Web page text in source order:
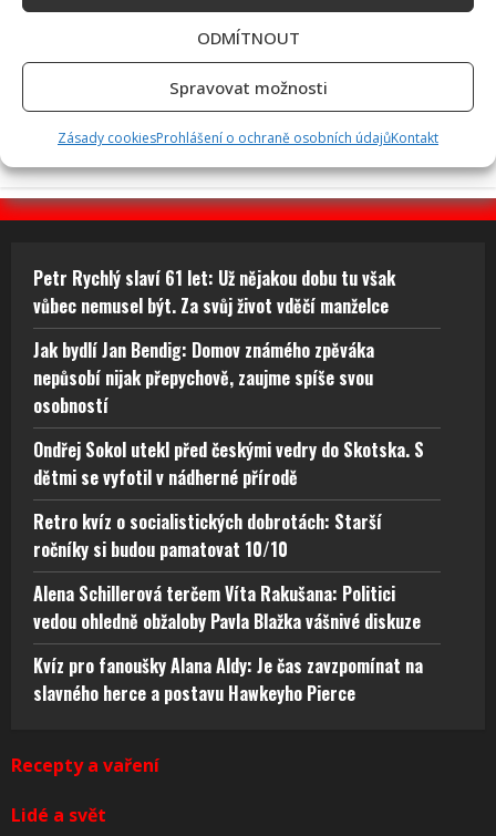
ODMÍTNOUT
Spravovat možnosti
Zásady cookiesProhlášení o ochraně osobních údajůKontakt
Alena Schillerová terčem Víta Rakušana: Politici vedou
ohledně obžaloby Pavla Blažka vášnivé diskuze
Petr Rychlý slaví 61 let: Už nějakou dobu tu však
vůbec nemusel být. Za svůj život vděčí manželce
Jak bydlí Jan Bendig: Domov známého zpěváka
nepůsobí nijak přepychově, zaujme spíše svou
osobností
Ondřej Sokol utekl před českými vedry do Skotska. S
dětmi se vyfotil v nádherné přírodě
Retro kvíz o socialistických dobrotách: Starší
ročníky si budou pamatovat 10/10
Alena Schillerová terčem Víta Rakušana: Politici
vedou ohledně obžaloby Pavla Blažka vášnivé diskuze
Kvíz pro fanoušky Alana Aldy: Je čas zavzpomínat na
slavného herce a postavu Hawkeyho Pierce
Recepty a vaření
Lidé a svět